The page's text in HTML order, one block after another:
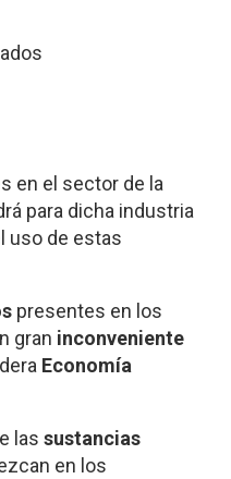
en el sector de la
para dicha industria
uso de estas
presentes en los
gran inconveniente
Economía
las sustancias
en los